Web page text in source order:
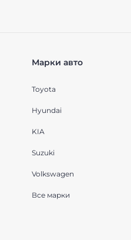
Марки авто
Toyota
Hyundai
KIA
Suzuki
Volkswagen
Все марки